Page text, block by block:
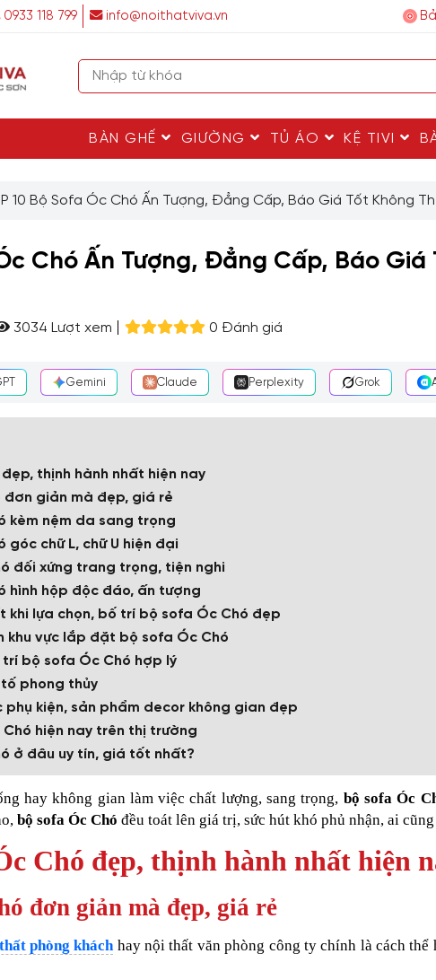
0933 118 799 info@noithatviva.vn
BÀN GHẾ GIƯỜNG TỦ ÁO KỆ TIVI
10 Bộ Sofa Óc Chó Ấn Tượng, Đẳng Cấp, Báo Giá Tốt Không
Chó Ấn Tượng, Đẳng Cấp, Báo Giá
3034 Lượt xem 0 Đánh giá
Gemini Claude Perplexity Grok
thịnh hành nhất hiện nay
đơn giản mà đẹp, giá rẻ
kèm nệm da sang trọng
góc chữ L, chữ U hiện đại
đối xứng trang trọng, tiện nghi
hình hộp độc đáo, ấn tượng
khi lựa chọn, bố trí bộ sofa Óc Chó đẹp
khu vực lắp đặt bộ sofa Óc Chó
trí bộ sofa Óc Chó hợp lý
phong thủy
phụ kiện, sản phẩm decor không gian đẹp
hiện nay trên thị trường
ở đâu uy tín, giá tốt nhất?
hay không gian làm việc chất lượng, sang trọng, bộ sofa Óc
bộ sofa Óc Chó đều toát lên giá trị, sức hút khó phủ nhận, ai
Chó đẹp, thịnh hành nhất hiện
đơn giản mà đẹp, giá rẻ
phòng kháchhay nội thất văn phòng công ty chính là cách thể